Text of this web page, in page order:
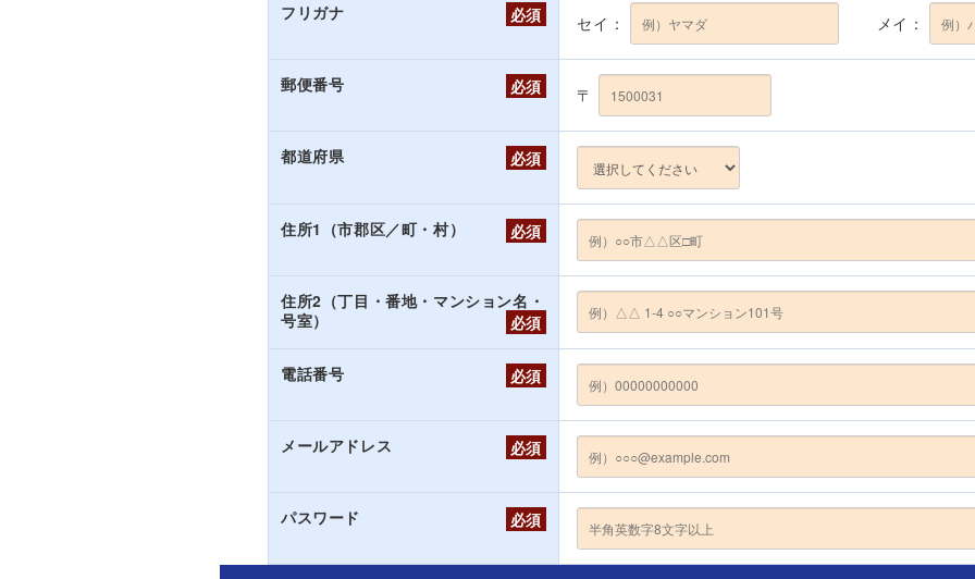
フリガナ 必須 セイ： メイ：
郵便番号 必須 〒
都道府県 必須
住所1（市郡区／町・村） 必須
住所2（丁目・番地・マンション名・
号室）
必須
電話番号 必須
メールアドレス 必須
パスワード 必須